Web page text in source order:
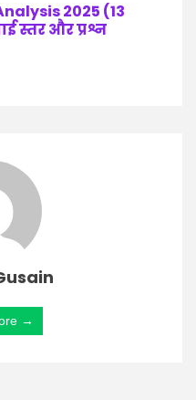
2025 (13
स्तर और प्रश्न
→